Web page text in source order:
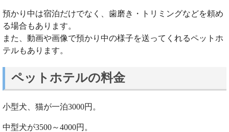
預かり中は宿泊だけでなく、歯磨き・トリミングなどを頼め
る場合もあります。
また、動画や画像で預かり中の様子を送ってくれるペットホ
テルもあります。
ペットホテルの料金
小型犬、猫が一泊3000円。
中型犬が3500～4000円。